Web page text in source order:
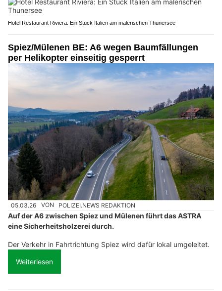
Hotel Restaurant Riviera: Ein Stück Italien am malerischen Thunersee
Spiez/Mülenen BE: A6 wegen Baumfällungen
per Helikopter einseitig gesperrt
05.03.26 VON POLIZEI.NEWS REDAKTION
Auf der A6 zwischen Spiez und Mülenen führt das ASTRA
eine Sicherheitsholzerei durch.
Der Verkehr in Fahrtrichtung Spiez wird dafür lokal umgeleitet.
Weiterlesen